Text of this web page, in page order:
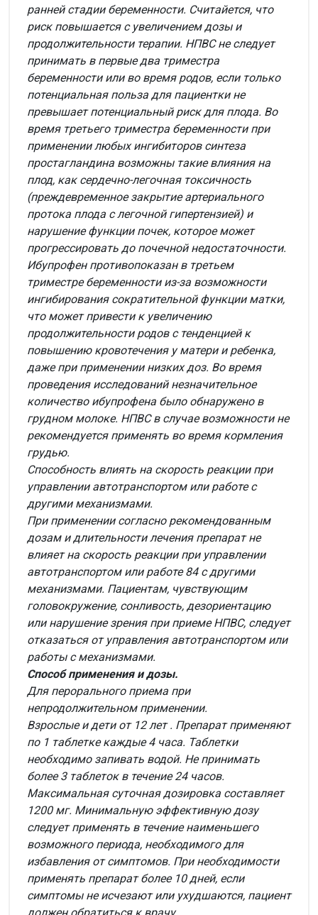
ранней стадии беременности. Считайется, что
риск повышается с увеличением дозы и
продолжительности терапии. НПВС не следует
принимать в первые два триместра
беременности или во время родов, если только
потенциальная польза для пациентки не
превышает потенциальный риск для плода. Во
время третьего триместра беременности при
применении любых ингибиторов синтеза
простагландина возможны такие влияния на
плод, как сердечно-легочная токсичность
(преждевременное закрытие артериального
протока плода с легочной гипертензией) и
нарушение функции почек, которое может
прогрессировать до почечной недостаточности.
Ибупрофен противопоказан в третьем
триместре беременности из-за возможности
ингибирования сократительной функции матки,
что может привести к увеличению
продолжительности родов с тенденцией к
повышению кровотечения у матери и ребенка,
даже при применении низких доз. Во время
проведения исследований незначительное
количество ибупрофена было обнаружено в
грудном молоке. НПВС в случае возможности не
рекомендуется применять во время кормления
грудью.
Способность влиять на скорость реакции при
управлении автотранспортом или работе с
другими механизмами.
При применении согласно рекомендованным
дозам и длительности лечения препарат не
влияет на скорость реакции при управлении
автотранспортом или работе 84 с другими
механизмами. Пациентам, чувствующим
головокружение, сонливость, дезориентацию
или нарушение зрения при приеме НПВС, следует
отказаться от управления автотранспортом или
работы с механизмами.
Способ применения и дозы.
Для перорального приема при
непродолжительном применении.
Взрослые и дети от 12 лет. Препарат применяют
по 1 таблетке каждые 4 часа. Таблетки
необходимо запивать водой. Не принимать
более 3 таблеток в течение 24 часов.
Максимальная суточная дозировка составляет
1200 мг. Минимальную эффективную дозу
следует применять в течение наименьшего
возможного периода, необходимого для
избавления от симптомов. При необходимости
применять препарат более 10 дней, если
симптомы не исчезают или ухудшаются, пациент
должен обратиться к врачу.